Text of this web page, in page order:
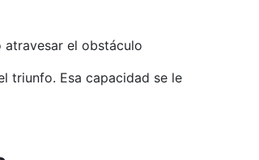
atravesar el obstáculo
triunfo. Esa capacidad se le